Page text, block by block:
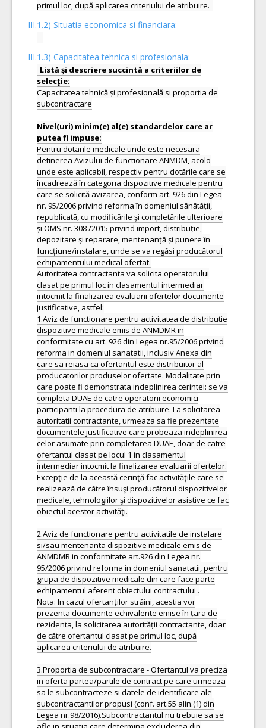
III.1.2) Situatia economica si financiara:
III.1.3) Capacitatea tehnica si profesionala:
Listă şi descriere succintă a criteriilor de
Capacitatea tehnică și profesională si proportia de
subcontractare
Nivel(uri) minim(e) al(e) standardelor care ar
Pentru dotarile medicale unde este necesara
detinerea Avizului de functionare ANMDM, acolo
unde este aplicabil, respectiv pentru dotările care se
încadrează în categoria dispozitive medicale pentru
care se solicită avizarea, conform art. 926 din Legea
nr. 95/2006 privind reforma în domeniul sănătății,
republicată, cu modificările și completările ulterioare
și OMS nr. 308 /2015 privind import, distribuție,
depozitare și reparare, mentenanță și punere în
funcțiune/instalare, unde se va regăsi producătorul
echipamentului medical ofertat.
Autoritatea contractanta va solicita operatorului
clasat pe primul loc in clasamentul intermediar
intocmit la finalizarea evaluarii ofertelor documente
justificative, astfel:
1.Aviz de functionare pentru activitatea de distributie
dispozitive medicale emis de ANMDMR in
conformitate cu art. 926 din Legea nr.95/2006 privind
reforma in domeniul sanatatii, inclusiv Anexa din
care sa reiasa ca ofertantul este distribuitor al
producatorilor produselor ofertate. Modalitate prin
care poate fi demonstrata indeplinirea cerintei: se va
completa DUAE de catre operatorii economici
participanti la procedura de atribuire. La solicitarea
autoritatii contractante, urmeaza sa fie prezentate
documentele justificative care probeaza indeplinirea
celor asumate prin completarea DUAE, doar de catre
ofertantul clasat pe locul 1 in clasamentul
intermediar intocmit la finalizarea evaluarii ofertelor.
Excepţie de la această cerinţă fac activităţile care se
realizează de către însuşi producătorul dispozitivelor
medicale, tehnologiilor şi dispozitivelor asistive ce fac
obiectul acestor activităţi.
2.Aviz de functionare pentru activitatile de instalare
si/sau mentenanta dispozitive medicale emis de
ANMDMR in conformitate art.926 din Legea nr.
95/2006 privind reforma in domeniul sanatatii, pentru
grupa de dispozitive medicale din care face parte
echipamentul aferent obiectului contractului .
Nota: In cazul ofertanților străini, acestia vor
prezenta documente echivalente emise în țara de
rezidenta, la solicitarea autorității contractante, doar
de către ofertantul clasat pe primul loc, după
aplicarea criteriului de atribuire.
3.Proportia de subcontractare - Ofertantul va preciza
in oferta partea/partile de contract pe care urmeaza
sa le subcontracteze si datele de identificare ale
subcontractantilor propusi (conf. art.55 alin.(1) din
Legea nr.98/2016).Subcontractantul nu trebuie sa se